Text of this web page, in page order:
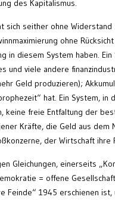
des Kapitalismus.
sich seither ohne
ohne
in diesem System haben.
und viele andere
Geld produzieren);
hat. Ein System,
keine freie Entfaltung der
Kräfte, die Geld aus dem
der Wirtschaft ihre
Gleichungen, einerseits
= offene
Feinde“ 1945 erschienen